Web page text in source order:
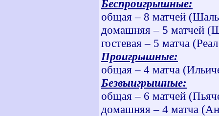
Беспроигрышные:
общая – 8 матчей
домашняя – 5 матчей
гостевая – 5 матча
Проигрышные:
общая – 4 матча
Безвыигрышные:
общая – 6 матчей
домашняя – 4 матча